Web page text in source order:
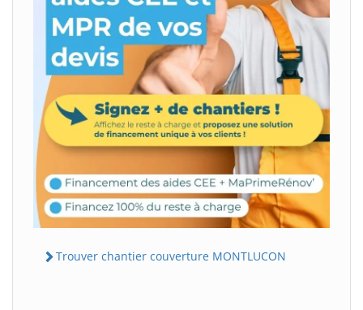
Trouver chantier couverture MONTLUCON